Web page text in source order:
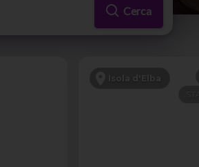
Cerca
Isola d'Elba